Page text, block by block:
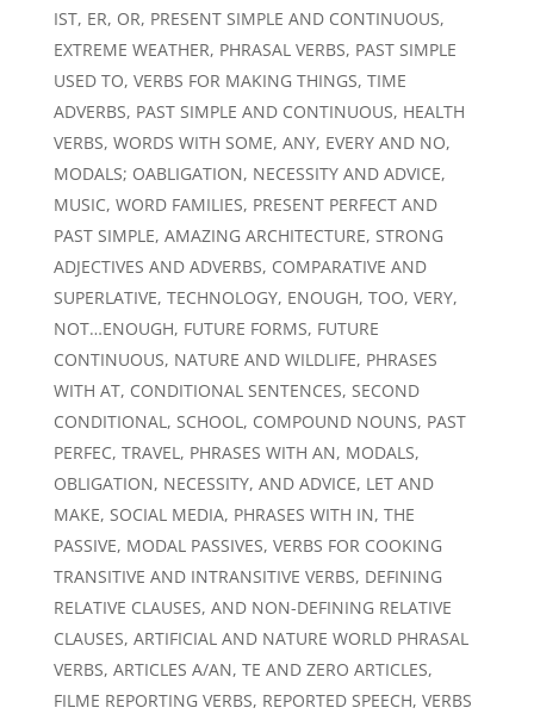
IST, ER, OR, PRESENT SIMPLE AND CONTINUOUS,
EXTREME WEATHER, PHRASAL VERBS, PAST SIMPLE
USED TO, VERBS FOR MAKING THINGS, TIME
ADVERBS, PAST SIMPLE AND CONTINUOUS, HEALTH
VERBS, WORDS WITH SOME, ANY, EVERY AND NO,
MODALS; OABLIGATION, NECESSITY AND ADVICE,
MUSIC, WORD FAMILIES, PRESENT PERFECT AND
PAST SIMPLE, AMAZING ARCHITECTURE, STRONG
ADJECTIVES AND ADVERBS, COMPARATIVE AND
SUPERLATIVE, TECHNOLOGY, ENOUGH, TOO, VERY,
NOT…ENOUGH, FUTURE FORMS, FUTURE
CONTINUOUS, NATURE AND WILDLIFE, PHRASES
WITH AT, CONDITIONAL SENTENCES, SECOND
CONDITIONAL, SCHOOL, COMPOUND NOUNS, PAST
PERFEC, TRAVEL, PHRASES WITH AN, MODALS,
OBLIGATION, NECESSITY, AND ADVICE, LET AND
MAKE, SOCIAL MEDIA, PHRASES WITH IN, THE
PASSIVE, MODAL PASSIVES, VERBS FOR COOKING
TRANSITIVE AND INTRANSITIVE VERBS, DEFINING
RELATIVE CLAUSES, AND NON-DEFINING RELATIVE
CLAUSES, ARTIFICIAL AND NATURE WORLD PHRASAL
VERBS, ARTICLES A/AN, TE AND ZERO ARTICLES,
FILME REPORTING VERBS, REPORTED SPEECH, VERBS